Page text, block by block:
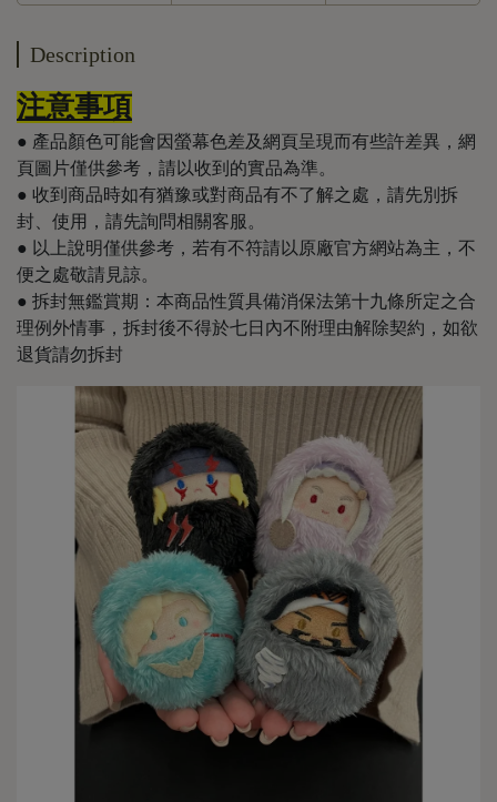
Description
注意事項
● 產品顏色可能會因螢幕色差及網頁呈現而有些許差異，網
頁圖片僅供參考，請以收到的實品為準。
● 收到商品時如有猶豫或對商品有不了解之處，請先別拆
封、使用，請先詢問相關客服。
● 以上說明僅供參考，若有不符請以原廠官方網站為主，不
便之處敬請見諒。
​​​​​● 拆封無鑑賞期：本商品性質具備消保法第十九條所定之合
理例外情事，拆封後不得於七日內不附理由解除契約，如欲
退貨請勿拆封